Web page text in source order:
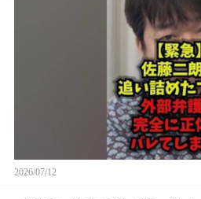
2026/07/12